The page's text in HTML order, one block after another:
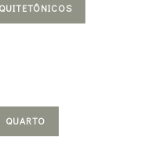
QUARTO